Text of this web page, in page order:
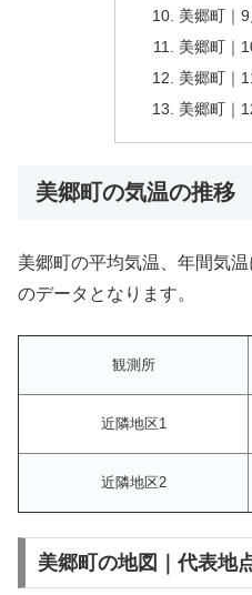
美郷町｜9
美郷町｜
美郷町｜
美郷町｜
美郷町の気温の推移
美郷町の平均気温、年間気
のデータとなります。
観測所
近隣地区1
近隣地区2
美郷町の地図｜代表地